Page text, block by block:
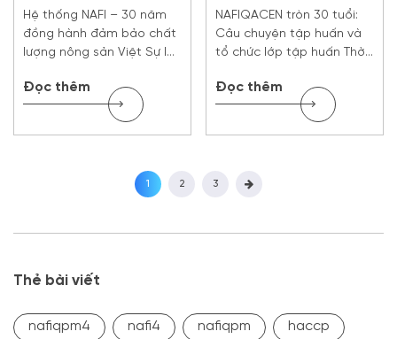
chất lượng nông sản
Việt
Hệ thống NAFI – 30 năm
đồng hành đảm bảo chất
lượng nông sản Việt Sự lớn
hệ thống NAFI trong 30
năm qua đã tạo niềm tin
mạnh mẽ và chỗ dựa tinh
đảm nguồn cung nông
Đọc thêm
và tổ chức lớp tập huấn
NAFIQACEN tròn 30 tuổi:
Câu chuyện tập huấn và
tổ chức lớp tập huấn Thời
sản ở Đại học Nông
nghiệp, tôi thích môn hóa
sinh của thầy Ngô Khắc
NAFIQACEN tròn 30 tuổi
Đọc thêm
1 2 3
Thẻ bài viết
nafiqpm4 nafi4 nafiqpm haccp